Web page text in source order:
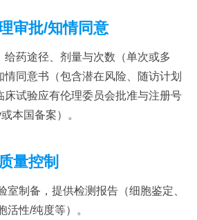
审批/知情同意
给药途径、剂量与次数（单次或多
同意书（包含潜在风险、随访计划
床试验应有伦理委员会批准与注册号
本国备案）。
量控制
室制备，提供检测报告（细胞鉴定、
活性/纯度等）。